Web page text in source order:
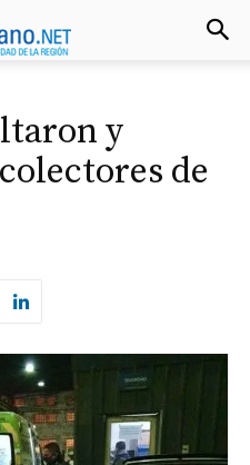
y
de